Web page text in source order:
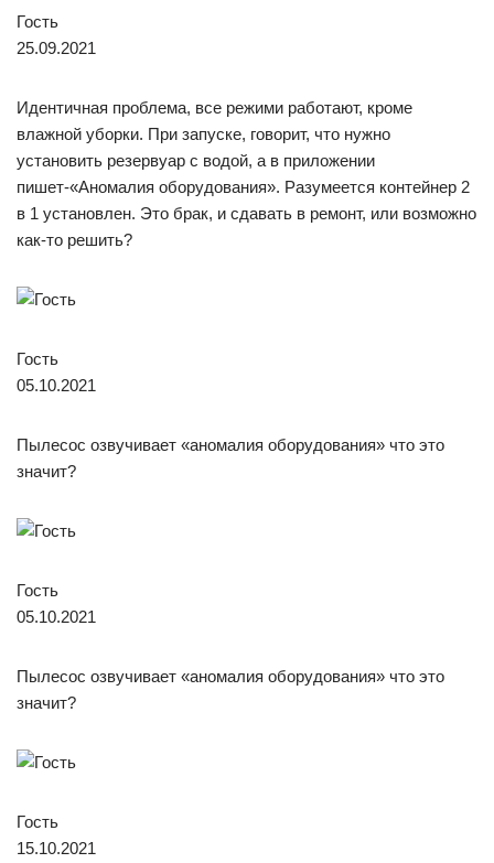
Гость
25.09.2021
Идентичная проблема, все режими работают, кроме
влажной уборки. При запуске, говорит, что нужно
установить резервуар с водой, а в приложении
пишет-«Аномалия оборудования». Разумеется контейнер 2
в 1 установлен. Это брак, и сдавать в ремонт, или возможно
как-то решить?
Гость
05.10.2021
Пылесос озвучивает «аномалия оборудования» что это
значит?
Гость
05.10.2021
Пылесос озвучивает «аномалия оборудования» что это
значит?
Гость
15.10.2021